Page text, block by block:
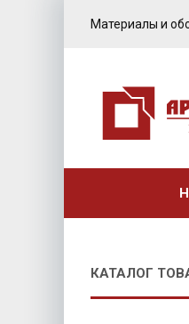
Материалы и
КАТАЛОГ